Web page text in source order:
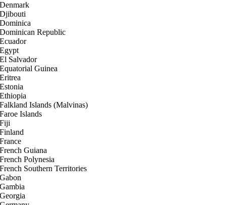
Denmark
Djibouti
Dominica
Dominican Republic
Ecuador
Egypt
El Salvador
Equatorial Guinea
Eritrea
Estonia
Ethiopia
Falkland Islands (Malvinas)
Faroe Islands
Fiji
Finland
France
French Guiana
French Polynesia
French Southern Territories
Gabon
Gambia
Georgia